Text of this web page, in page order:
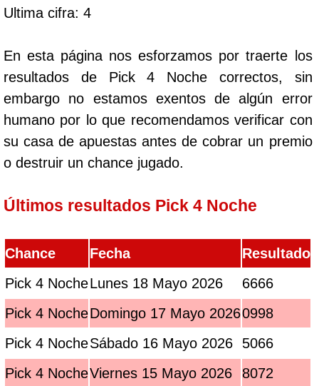
Ultima cifra: 4
En esta página nos esforzamos por traerte los
resultados de Pick 4 Noche correctos, sin
embargo no estamos exentos de algún error
humano por lo que recomendamos verificar con
su casa de apuestas antes de cobrar un premio
o destruir un chance jugado.
Últimos resultados Pick 4 Noche
Chance Fecha
Resultado
Pick 4 NocheLunes 18 Mayo 2026
6666
Pick 4 NocheDomingo 17 Mayo 20260998
Pick 4 NocheSábado 16 Mayo 2026
5066
Pick 4 NocheViernes 15 Mayo 2026
8072